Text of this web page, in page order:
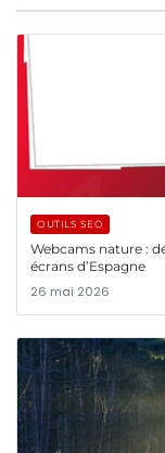
OUTILS SEO
Webcams nature :
écrans d’Espagne
26 mai 2026